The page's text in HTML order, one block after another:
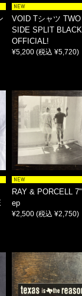
NEW
VOID Tシャツ TWO
SIDE SPLIT BLACK
OFFICIAL!
¥5,200 (税込 ¥5,720)
NEW
RAY & PORCELL 7"
ep
¥2,500 (税込 ¥2,750)